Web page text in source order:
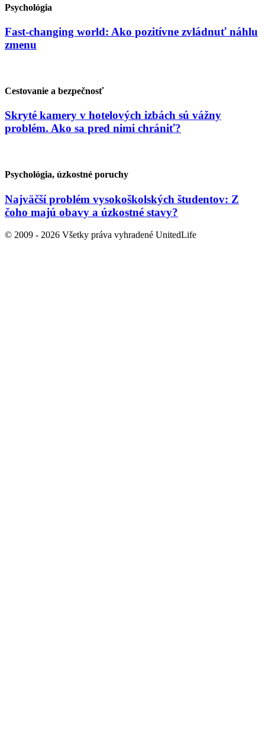
Psychológia
Fast-changing world: Ako pozitívne zvládnuť náhlu
zmenu
Cestovanie a bezpečnosť
Skryté kamery v hotelových izbách sú vážny
problém. Ako sa pred nimi chrániť?
Psychológia, úzkostné poruchy
Najväčší problém vysokoškolských študentov: Z
čoho majú obavy a úzkostné stavy?
© 2009 - 2026 Všetky práva vyhradené UnitedLife